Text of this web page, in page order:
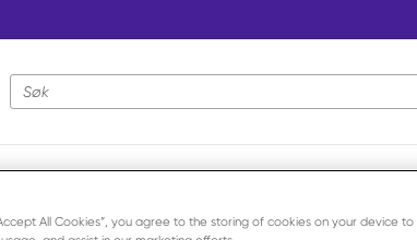
Nettstedsøk
/ 2,7x20 mm Locking Screw T8 angular stable,
All Cookies”, you agree to the storing of cookies on your device